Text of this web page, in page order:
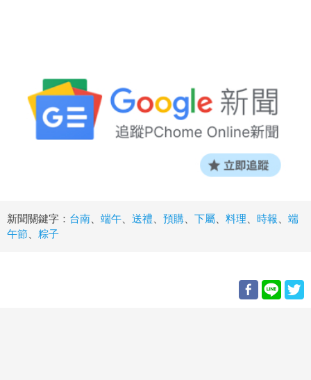
新聞關鍵字： 台南 端午 送禮 預購 下屬 料理 時報
端
午節
粽子